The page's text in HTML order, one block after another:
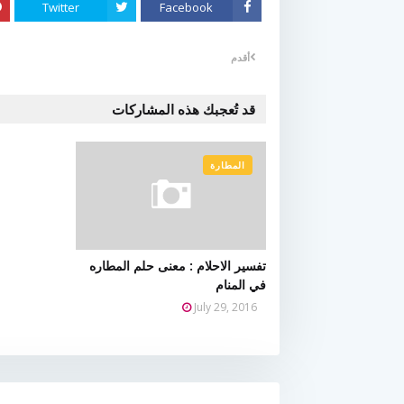
Facebook
Twitter
أقدم
قد تُعجبك هذه المشاركات
المطارة
تفسير الاحلام : معنى حلم المطاره
في المنام
July 29, 2016